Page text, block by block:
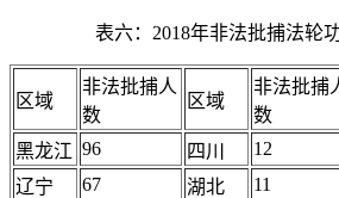
表六：2018年非法批捕法轮
区域
非法批捕人
数
区域
非法批捕
数
黑龙江 96 四川 12
辽宁
67 湖北 11